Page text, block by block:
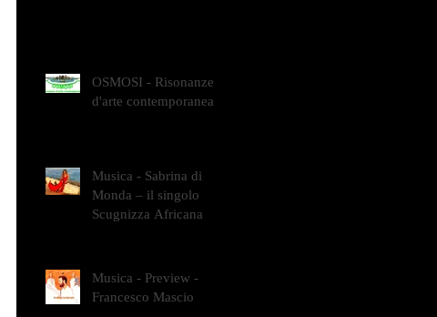
OSMOSI - Risonanze
d'arte contemporanea
Musica - Sabrina di
Monda – il singolo
Scugnizza Africana
Musica - Preview -
Francesco Mascio